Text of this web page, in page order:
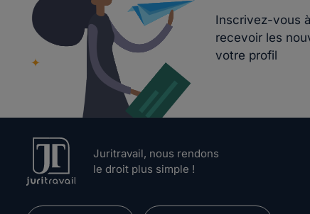
Inscrivez-vous
recevoir les
votre profil
Juritravail, nous rendons
le droit plus simple !